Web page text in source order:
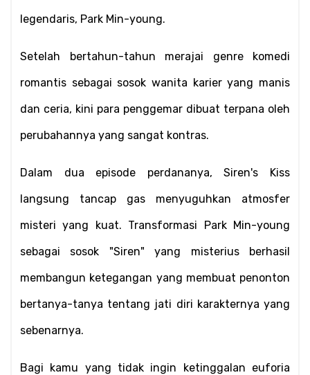
legendaris, Park Min-young.
Setelah bertahun-tahun merajai genre komedi
romantis sebagai sosok wanita karier yang manis
dan ceria, kini para penggemar dibuat terpana oleh
perubahannya yang sangat kontras.
Dalam dua episode perdananya, Siren's Kiss
langsung tancap gas menyuguhkan atmosfer
misteri yang kuat. Transformasi Park Min-young
sebagai sosok "Siren" yang misterius berhasil
membangun ketegangan yang membuat penonton
bertanya-tanya tentang jati diri karakternya yang
sebenarnya.
Bagi kamu yang tidak ingin ketinggalan euforia